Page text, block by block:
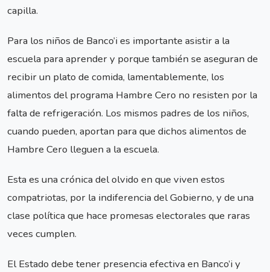
capilla.
Para los niños de Banco’i es importante asistir a la
escuela para aprender y porque también se aseguran de
recibir un plato de comida, lamentablemente, los
alimentos del programa Hambre Cero no resisten por la
falta de refrigeración. Los mismos padres de los niños,
cuando pueden, aportan para que dichos alimentos de
Hambre Cero lleguen a la escuela.
Esta es una crónica del olvido en que viven estos
compatriotas, por la indiferencia del Gobierno, y de una
clase política que hace promesas electorales que raras
veces cumplen.
El Estado debe tener presencia efectiva en Banco’i y